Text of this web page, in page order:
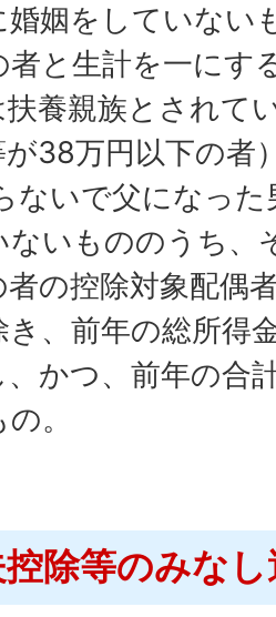
婚姻をしていない
者と生計を一にす
養親族とされて
が38万円以下の者
ないで父になっ
ないもののうち、
者の控除対象配偶
き、前年の総所得
かつ、前年の合
。
除等のみな